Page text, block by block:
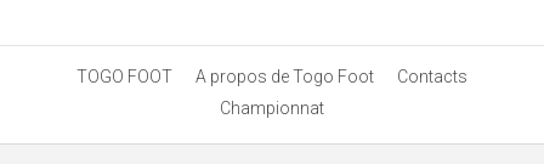
TOGO FOOT A propos de Togo Foot
Contacts
Championnat